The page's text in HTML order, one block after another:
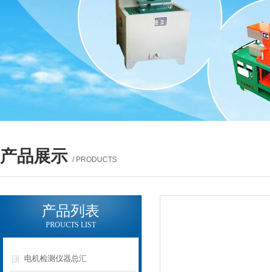
产品展示 / PRODUCTS
产品列表
PROUCTS LIST
电机检测仪器总汇